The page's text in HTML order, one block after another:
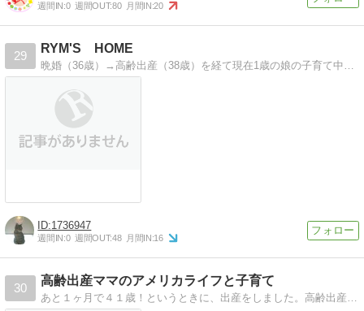
週間IN:0 週間OUT:80 月間IN:20
29
RYM'S HOME
晩婚（36歳）→高齢出産（38歳）を経て現在1歳の娘の子育て中主婦の奮闘記。家事に育児にインテリア。全部気になる今日この頃。
1736947
週間IN:0 週間OUT:48 月間IN:16
30
高齢出産ママのアメリカライフと子育て
あと１ヶ月で４１歳！というときに、出産をしました。高齢出産のせいか、待ったなしの元気いっぱいの娘との毎日は大変。アメリカでの高齢出産・子育てをつづっています。